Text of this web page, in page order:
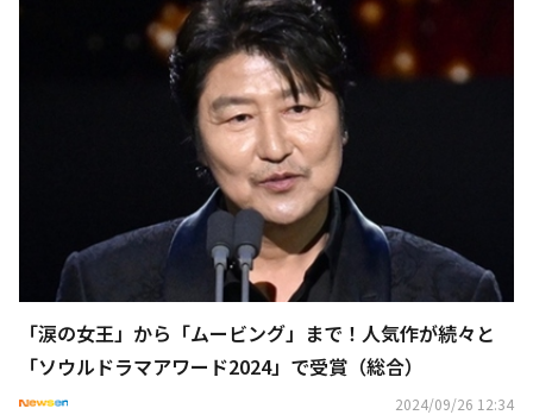
「涙の女王」から「ムービング」まで！人気作が続々と
「ソウルドラマアワード2024」で受賞（総合）
2024/09/26 12:34